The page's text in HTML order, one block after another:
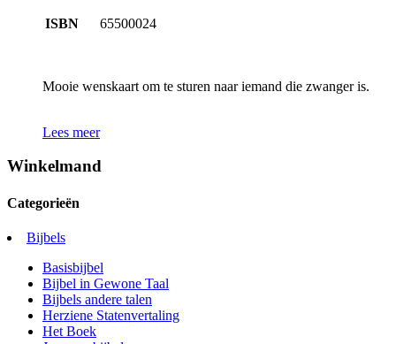
ISBN 65500024
Mooie wenskaart om te sturen naar iemand die zwanger is.
Lees meer
Winkelmand
Categorieën
Bijbels
Basisbijbel
Bijbel in Gewone Taal
Bijbels andere talen
Herziene Statenvertaling
Het Boek